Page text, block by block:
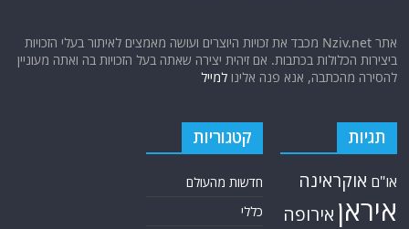
אתר Nziv.net מכבד את זכויות היוצרים ועושה מאמצים לאיתור בעלי הזכויות
ביצירות הכלולות בכתבות. אם זיהית יצירה שאתה בעל הזכויות בה ואתה מעוניין
להסירה מהכתבה, אנא פנה אלינולמייל
תגיות
או"ם אוקראינה
איראן אירופה
קטגוריות
חדשות מהעולם
כללי